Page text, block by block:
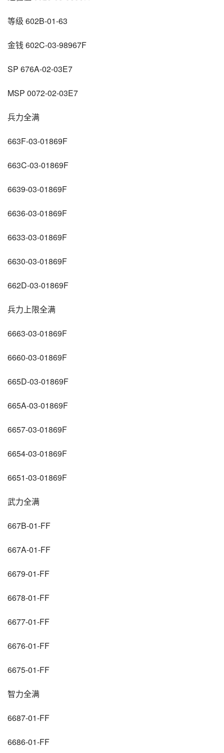
等级 602B-01-63
金钱 602C-03-98967F
SP 676A-02-03E7
MSP 0072-02-03E7
兵力全满
663F-03-01869F
663C-03-01869F
6639-03-01869F
6636-03-01869F
6633-03-01869F
6630-03-01869F
662D-03-01869F
兵力上限全满
6663-03-01869F
6660-03-01869F
665D-03-01869F
665A-03-01869F
6657-03-01869F
6654-03-01869F
6651-03-01869F
武力全满
667B-01-FF
667A-01-FF
6679-01-FF
6678-01-FF
6677-01-FF
6676-01-FF
6675-01-FF
智力全满
6687-01-FF
6686-01-FF